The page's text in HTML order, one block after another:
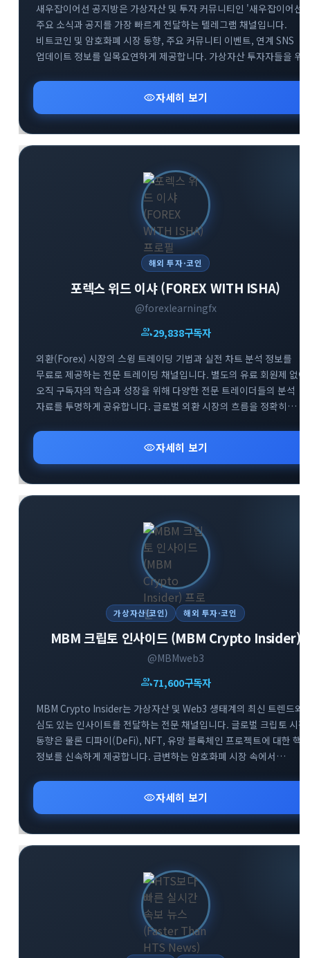
새우잡이어선 공지방은 가상자산 및 투자 커뮤니티인 '새우잡이어선'
주요 소식과 공지를 가장 빠르게 전달하는 텔레그램 채널입니다.
비트코인 및 암호화폐 시장 동향, 주요 커뮤니티 이벤트, 연계 SNS
업데이트 정보를 일목요연하게 제공합니다. 가상자산 투자자들을 위
신속하게 확인하실 수 있습니다.
visibility자세히 보기
해외 투자·코인
포렉스 위드 이샤 (FOREX WITH ISHA)
@forexlearningfx
group29,838구독자
외환(Forex) 시장의 스윙 트레이딩 기법과 실전 차트 분석 정보를
무료로 제공하는 전문 트레이딩 채널입니다. 별도의 유료 회원제 없이
오직 구독자의 학습과 성장을 위해 다양한 전문 트레이더들의 분석
자료를 투명하게 공유합니다. 글로벌 외환 시장의 흐름을 정확히
인사이트를 전달합니다. 외환 투자 초보자부터 실전 매매자까지 부담
없이 유용한 금융 정보를 얻어가실 수 있습니다.
visibility자세히 보기
가상자산(코인) 해외 투자·코인
MBM 크립토 인사이드 (MBM Crypto Insider)
@MBMweb3
group71,600구독자
MBM Crypto Insider는 가상자산 및 Web3 생태계의 최신 트렌드와
심도 있는 인사이트를 전달하는 전문 채널입니다. 글로벌 크립토 시장
동향은 물론 디파이(DeFi), NFT, 유망 블록체인 프로젝트에 대한 핵심
정보를 신속하게 제공합니다. 급변하는 암호화폐 시장 속에서
데이터를 공유합니다. Web3 흐름을 가장 빠르게 파악하고 성공적인
투자 전략을 세우고 싶다면 MBM 채널과 함께하세요.
visibility자세히 보기